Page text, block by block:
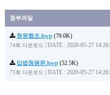
첨부파일
청원협조.hwp (79.0K)
74회 다운로드 | DATE : 2020-05-27
입법청원문.hwp (52.5K)
75회 다운로드 | DATE : 2020-05-27